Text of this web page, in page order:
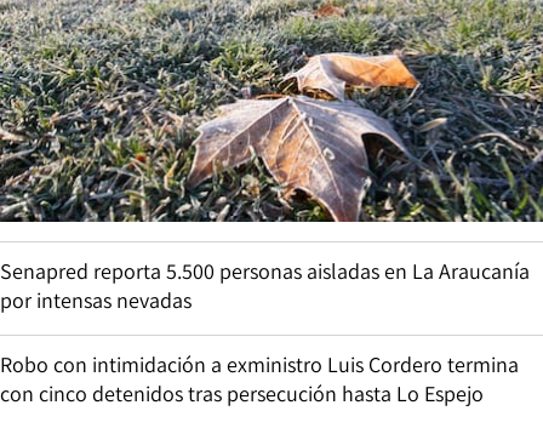
Senapred reporta 5.500 personas aisladas en La Araucanía
por intensas nevadas
Robo con intimidación a exministro Luis Cordero termina
con cinco detenidos tras persecución hasta Lo Espejo